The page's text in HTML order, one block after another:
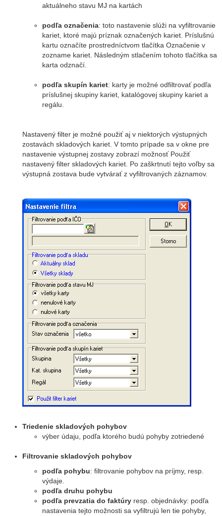
aktuálneho stavu MJ na kartách
podľa označenia: toto nastavenie slúži na vyfiltrovanie
kariet, ktoré majú príznak označených kariet. Príslušnú
kartu označíte prostredníctvom tlačítka Označenie v
zozname kariet. Následným stlačením tohoto tlačítka sa
karta odznačí.
podľa skupín kariet: karty je možné odfiltrovať podľa
príslušnej skupiny kariet, katalógovej skupiny kariet a
regálu.
Nastavený filter je možné použiť aj v niektorých výstupných
zostavách skladových kariet. V tomto prípade sa v okne pre
nastavenie výstupnej zostavy zobrazí možnosť Použiť
nastavený filter skladových kariet. Po zaškrtnutí tejto voľby sa
výstupná zostava bude vytvárať z vyfiltrovaných záznamov.
Triedenie skladových pohybov
výber údaju, podľa ktorého budú pohyby zotriedené
Filtrovanie skladových pohybov
podľa pohybu: filtrovanie pohybov na príjmy, resp.
výdaje.
podľa druhu pohybu
podľa prevzatia do faktúry resp. objednávky: podľa
nastavenia tejto možnosti sa vyfiltrujú len tie pohyby,